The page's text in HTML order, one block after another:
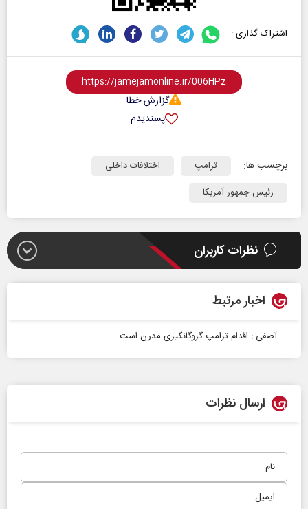
اشتراک گذاری :
گزارش خطا
پسندیدم
برچسب ها: ترامپ
اختلافات داخلی
رئیس جمهور آمریکا
نظرات کاربران
اخبار مرتبط
آصفی : اقدام ترامپ گروگانگیری مدرن است
ارسال نظرات